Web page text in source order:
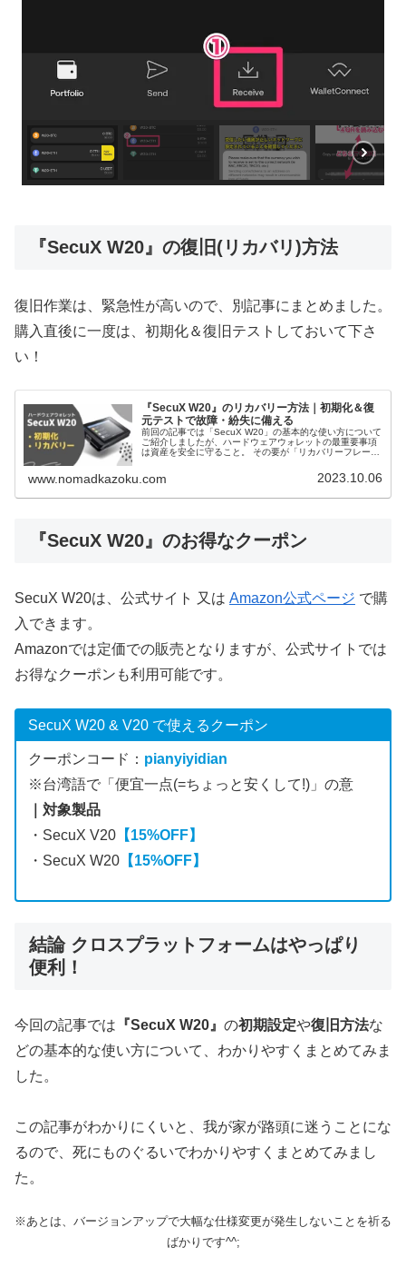
『SecuX W20』の復旧(リカバリ)方法
復旧作業は、緊急性が高いので、別記事にまとめました。
購入直後に一度は、初期化＆復旧テストしておいて下さ
い！
『SecuX W20』のリカバリー方法｜初期化＆復
元テストで故障・紛失に備える
前回の記事では「SecuX W20」の基本的な使い方について
ご紹介しましたが、ハードウェアウォレットの最重要事項
は資産を安全に守ること。 その要が「リカバリーフレー
バイスが故障・紛失した場合でも、「リカバリーフレーズ
(24個の英単語)」さえあればウォレットは復元可能です。
www.nomadkazoku.com 2023.10.06
『SecuX W20』のお得なクーポン
SecuX W20は、公式サイト 又は Amazon公式ページ で購
入できます。
Amazonでは定価での販売となりますが、公式サイトでは
お得なクーポンも利用可能です。
SecuX W20 & V20 で使えるクーポン
クーポンコード： pianyiyidian
※台湾語で「便宜一点(=ちょっと安くして!)」の意
｜対象製品
・SecuX V20【15%OFF】
・SecuX W20【15%OFF】
結論 クロスプラットフォームはやっぱり
便利！
今回の記事では 『SecuX W20』 の初期設定や復旧方法な
どの基本的な使い方について、わかりやすくまとめてみま
した。
この記事がわかりにくいと、我が家が路頭に迷うことにな
るので、死にものぐるいでわかりやすくまとめてみまし
た。
※あとは、バージョンアップで大幅な仕様変更が発生しないことを祈る
ばかりです^^;